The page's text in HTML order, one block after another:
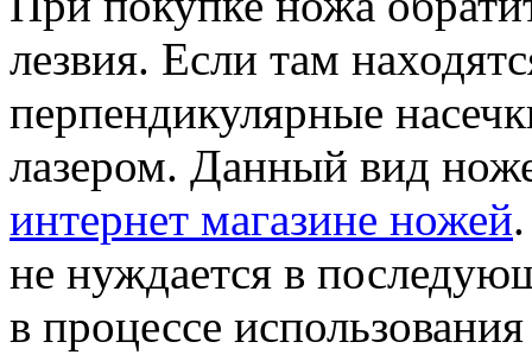
лезвия. Если там
перпендикулярные
лазером. Данный вид
интернет магазине ножей
не нуждается в
в процессе